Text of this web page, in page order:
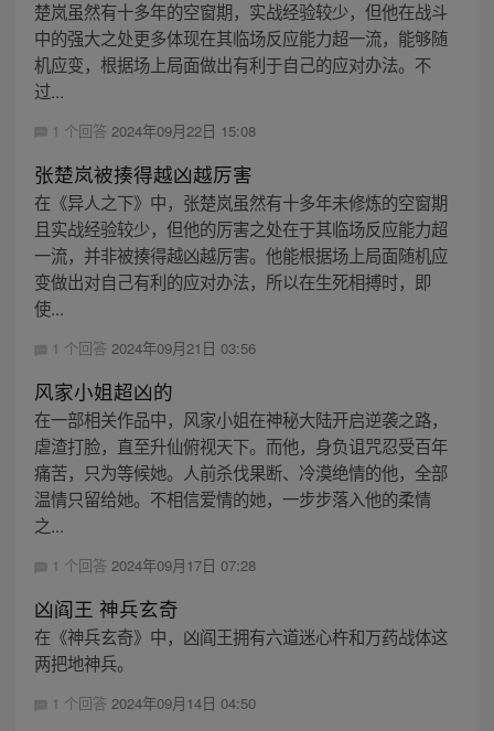
楚岚虽然有十多年的空窗期，实战经验较少，但他在战斗
中的强大之处更多体现在其临场反应能力超一流，能够随
机应变，根据场上局面做出有利于自己的应对办法。不
过...
1 个回答 2024年09月22日 15:08
张楚岚被揍得越凶越厉害
在《异人之下》中，张楚岚虽然有十多年未修炼的空窗期
且实战经验较少，但他的厉害之处在于其临场反应能力超
一流，并非被揍得越凶越厉害。他能根据场上局面随机应
变做出对自己有利的应对办法，所以在生死相搏时，即
使...
1 个回答 2024年09月21日 03:56
风家小姐超凶的
在一部相关作品中，风家小姐在神秘大陆开启逆袭之路，
虐渣打脸，直至升仙俯视天下。而他，身负诅咒忍受百年
痛苦，只为等候她。人前杀伐果断、冷漠绝情的他，全部
温情只留给她。不相信爱情的她，一步步落入他的柔情
之...
1 个回答 2024年09月17日 07:28
凶阎王 神兵玄奇
在《神兵玄奇》中，凶阎王拥有六道迷心杵和万药战体这
两把地神兵。
1 个回答 2024年09月14日 04:50